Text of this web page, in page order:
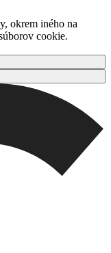
okrem iného na
cookie.